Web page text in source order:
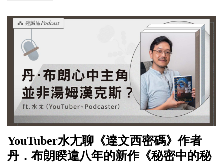
YouTuber水尢聊《達文西密碼》作者
丹．布朗睽違八年的新作《秘密中的秘